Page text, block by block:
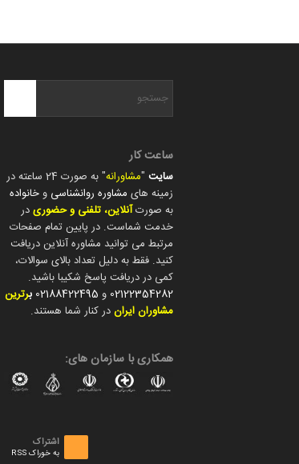
ساعت کار
سایت "مشاورانه
" به صورت 24 ساعته در
زمینه های مشاوره روانشناسی و خانواده
به صورتآنلاین، تلفنی و حضوریدر
خدمت شماست. در پایین تمام صفحات
مرتبط می توانید مشاوره آنلاین دریافت
کنید. فقط به دلیل تعداد بالای سوالات،
کمی در دریافت پاسخ شکیبا باشید.
02122354282 و 02188422495 برترین
مشاوران ایراندر کنار شما هستند.
همکاری با سازمان های:
اشتراک
به خوراک RSS